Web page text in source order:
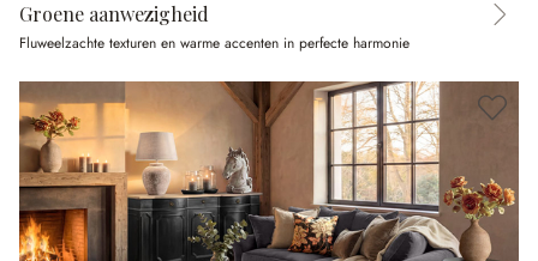
Groene aanwezigheid
Fluweelzachte texturen en warme accenten in perfecte harmonie